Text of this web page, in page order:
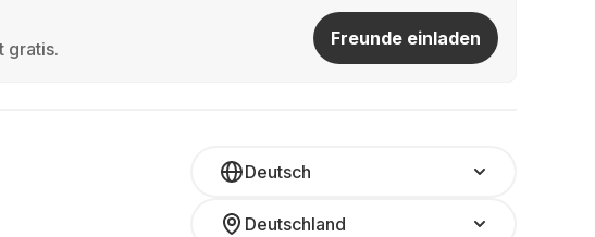
gratis.
Freunde einladen
Deutsch
Deutschland